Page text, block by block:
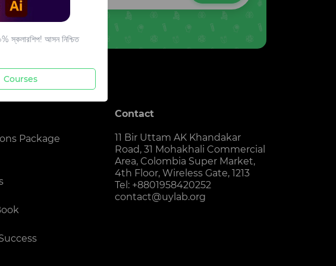
Package
Contact
11 Bir Uttam AK Khandakar
Road, 31 Mohakhali Commercial
Area, Colombia Super Market,
4th Floor, Wireless Gate, 1213
Tel: +8801958420252
contact@uylab.org
স্কলারশিপ! আসন নিশ্চিত
Courses